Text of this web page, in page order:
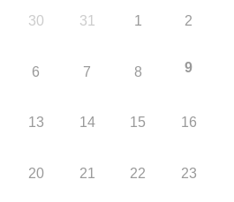
30 31 1 2
6 7 8 9
13 14 15 16
20 21 22 23